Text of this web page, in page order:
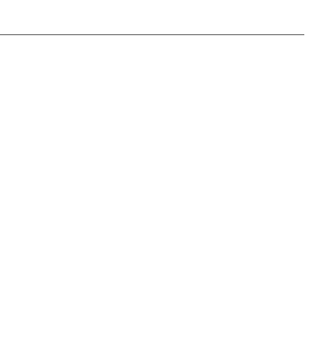
。
2004年我科主持并组织国内10大城
告在欧洲肿瘤大会（2006.10土耳
届世界胃癌大会（2007.5巴西?圣堡
（2007.6美国?芝加哥）汇报。
胃癌腹腔镜手术，胃结肠早期癌的
病救治和围手术期肠内、肠外营养